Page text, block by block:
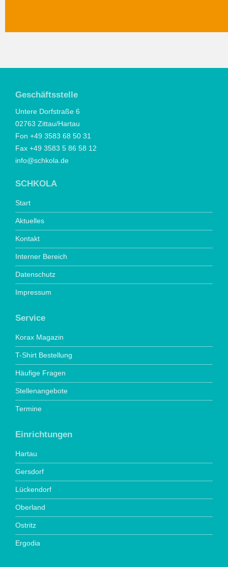
Geschäftsstelle
Untere Dorfstraße 6
02763 Zittau/Hartau
Fon +49 3583 68 50 31
Fax +49 3583 5 86 58 12
info@schkola.de
SCHKOLA
Start
Aktuelles
Kontakt
Interner Bereich
Datenschutz
Impressum
Service
Korax Magazin
T-Shirt Bestellung
Häufige Fragen
Stellenangebote
Termine
Einrichtungen
Hartau
Gersdorf
Lückendorf
Oberland
Ostritz
Ergodia